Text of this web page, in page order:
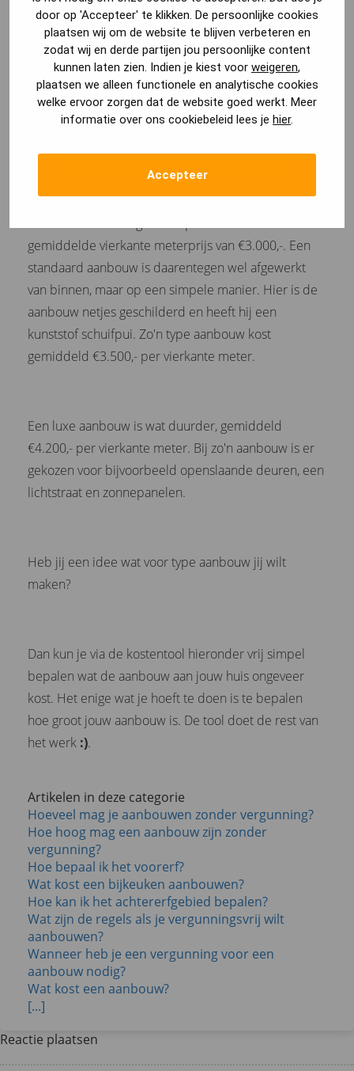
door op 'Accepteer' te klikken. De persoonlijke cookies
plaatsen wij om de website te blijven verbeteren en
zodat wij en derde partijen jou persoonlijke content
kunnen laten zien. Indien je kiest voor weigeren,
plaatsen we alleen functionele en analytische cookies
welke ervoor zorgen dat de website goed werkt. Meer
informatie over ons cookiebeleid lees je hier.
Accepteer
te maken, maken wij altijd onderscheid tussen 3
verschil aanbouwen.
Casco aanbouw
Standaard aanbouw
Luxe aanbouw
Een casco aanbouw (onafgewerkt van binnen) is
gemiddelde vierkante meterprijs van €3.000,-. Een
standaard aanbouw is daarentegen wel afgewerkt
van binnen, maar op een simpele manier. Hier is de
aanbouw netjes geschilderd en heeft hij een
kunststof schuifpui. Zo'n type aanbouw kost
gemiddeld €3.500,- per vierkante meter.
Een luxe aanbouw is wat duurder, gemiddeld
€4.200,- per vierkante meter. Bij zo'n aanbouw is er
gekozen voor bijvoorbeeld openslaande deuren, een
lichtstraat en zonnepanelen.
Heb jij een idee wat voor type aanbouw jij wilt
maken?
Dan kun je via de kostentool hieronder vrij simpel
bepalen wat de aanbouw aan jouw huis ongeveer
kost. Het enige wat je hoeft te doen is te bepalen
hoe groot jouw aanbouw is. De tool doet de rest van
het werk :).
Artikelen in deze categorie
Hoeveel mag je aanbouwen zonder vergunning?
Hoe hoog mag een aanbouw zijn zonder
vergunning?
Hoe bepaal ik het voorerf?
Wat kost een bijkeuken aanbouwen?
Hoe kan ik het achtererfgebied bepalen?
Wat zijn de regels als je vergunningsvrij wilt
aanbouwen?
Wanneer heb je een vergunning voor een
aanbouw nodig?
Wat kost een aanbouw?
[...]
Reactie plaatsen